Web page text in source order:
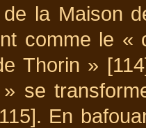
la Maison
comme le
Thorin »
» se
En